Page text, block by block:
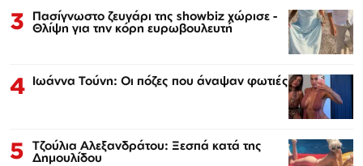
3 Πασίγνωστο ζευγάρι της showbiz χώρισε -
Θλίψη για την κόρη ευρωβουλευτή
4 Ιωάννα Τούνη: Οι πόζες που άναψαν φωτιές
5 Τζούλια Αλεξανδράτου: Ξεσπά κατά της
Δημουλίδου